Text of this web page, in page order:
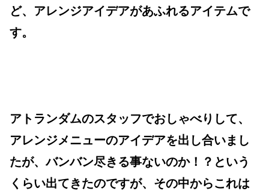
ど、アレンジアイデアがあふれるアイテムで
す。
アトランダムのスタッフでおしゃべりして、
アレンジメニューのアイデアを出し合いまし
たが、バンバン尽きる事ないのか！？という
くらい出てきたのですが、その中からこれは